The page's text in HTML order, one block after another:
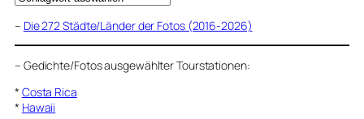
– Die 272 Städte/Länder der Fotos (2016-2026)
– Gedichte/Fotos ausgewählter Tourstationen:
* Costa Rica
* Hawaii